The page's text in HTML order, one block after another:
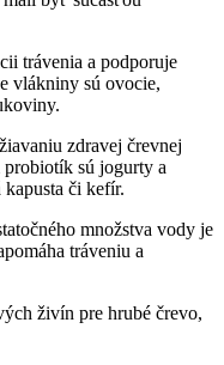
trávenia a podporuje
vlákniny sú ovocie,
zdravej črevnej
sú jogurty a
či kefír.
množstva vody je
tráveniu a
živín pre hrubé črevo,